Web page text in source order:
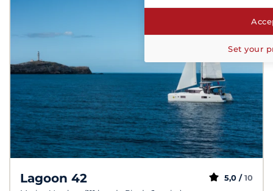
Lagoon 42 5,0 / 10
Set your